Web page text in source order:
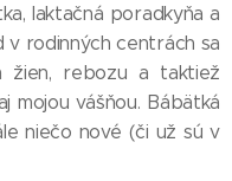
laktačná poradkyňa a
rodinných centrách sa
žien, rebozu a taktiež
mojou vášňou. Bábätká
niečo nové (či už sú v